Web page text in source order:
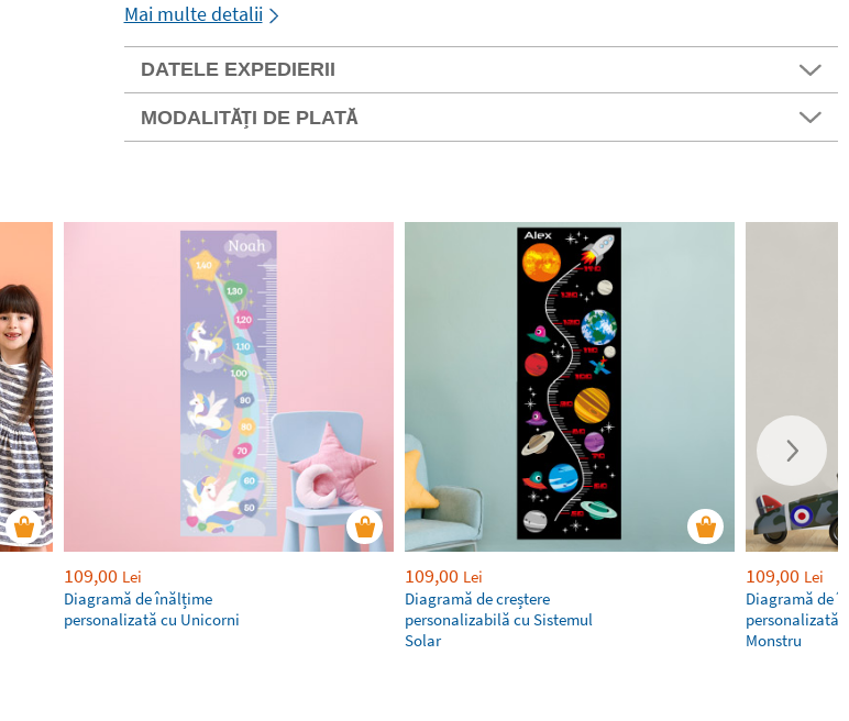
Mai multe detalii
DATELE EXPEDIERII
MODALITĂȚI DE PLATĂ
109,00 Lei
Diagramă de înălțime
personalizată cu Unicorni
109,00 Lei
Diagramă de creștere
personalizabilă cu Sistemul
Solar
109,00 Lei
Diagramă de
personalizată
Monstru